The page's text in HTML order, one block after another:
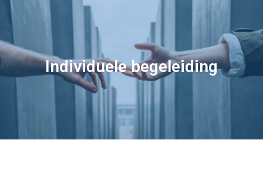
Individuele begeleiding